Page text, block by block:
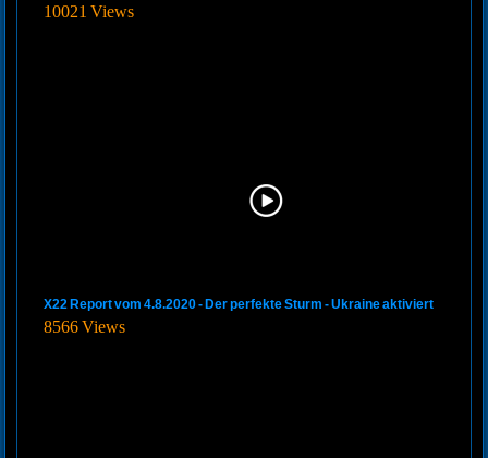
10021 Views
X22 Report vom 4.8.2020 - Der perfekte Sturm - Ukraine aktiviert
8566 Views